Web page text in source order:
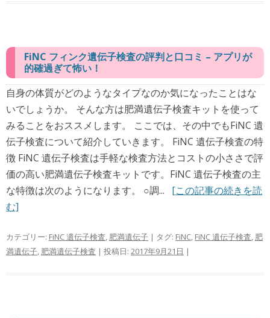
FiNC フィンク遺伝子検査の評判と口コミ – アプリが
的確過ぎて怖い！
自身の体質がどのようなタイプなのか気になったことはな
いでしょうか。 そんな方は肥満遺伝子検査キットを使って
みることをおススメします。 ここでは、その中でもFiNC 遺
伝子検査について紹介していきます。 FiNC 遺伝子検査の特
徴 FiNC 遺伝子検査は手軽な検査方法とコストの小ささで評
価の高い肥満遺伝子検査キットです。FiNC 遺伝子検査の主
な特徴は次のようになります。 ○調... [この記事の続きを読
む]
カテゴリー: FiNC 遺伝子検査, 肥満遺伝子 | タグ: FiNC, FiNC 遺伝子検査, 肥
満遺伝子, 肥満遺伝子検査 | 投稿日: 2017年9月21日 |